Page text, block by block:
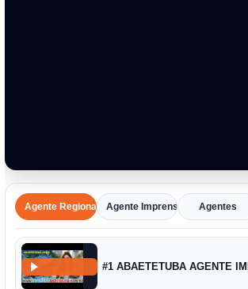
Agente Regional Agente Imprensa Amazônica
Agentes
#1 ABAETETUBA AGENTE